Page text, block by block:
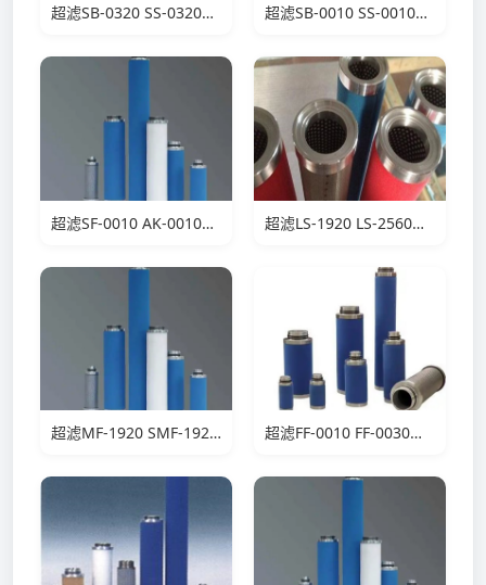
超滤SB-0320 SS-0320滤芯 超滤SB-0010 SS-0010滤芯
超滤SF-0010 AK-0010滤芯 超滤LS-1920 LS-2560滤芯
超滤MF-1920 SMF-1920滤芯 超滤FF-0010 FF-0030滤芯